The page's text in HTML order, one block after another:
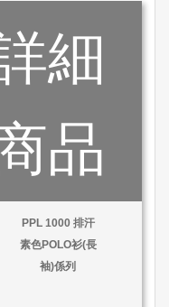
細
品
PPL 1000 排汗
素色POLO衫(長
袖)係列